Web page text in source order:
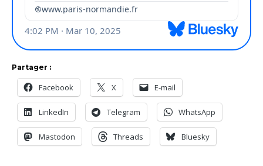
Partager :
Facebook X E-mail
LinkedIn Telegram WhatsApp
Mastodon Threads Bluesky